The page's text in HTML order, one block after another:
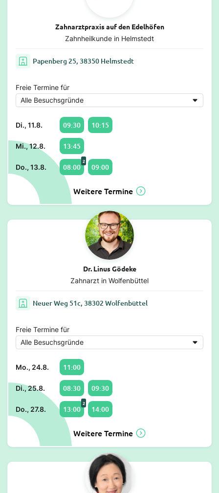
Zahnarztpraxis auf den Edelhöfen
Zahnheilkunde in Helmstedt
Papenberg 25, 38350 Helmstedt
Freie Termine für
Di., 11.8. 09:30 10:15
Mi., 12.8. 13:45
Do., 13.8. 08:00
2
09:00
Weitere Termine
Dr. Linus Gödeke
Zahnarzt in Wolfenbüttel
Neuer Weg 51c, 38302 Wolfenbüttel
Freie Termine für
Mo., 24.8. 11:00
Di., 25.8. 08:30 09:30
Do., 27.8. 13:00
2
14:00
Weitere Termine